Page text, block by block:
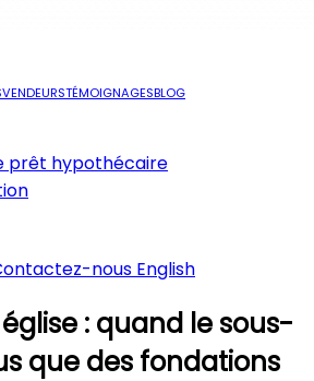
VENDEURSTÉMOIGNAGESBLOG
prêt hypothécaire
nous English
: quand le sous-
que des fondations